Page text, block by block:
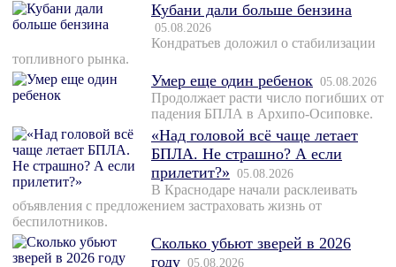
Кубани дали больше бензина
05.08.2026
Кондратьев доложил о стабилизации
топливного рынка.
Умер еще один ребенок 05.08.2026
Продолжает расти число погибших от
падения БПЛА в Архипо-Осиповке.
«Над головой всё чаще летает
БПЛА. Не страшно? А если
прилетит?» 05.08.2026
В Краснодаре начали расклеивать
объявления с предложением застраховать жизнь от
беспилотников.
Сколько убьют зверей в 2026
году 05.08.2026